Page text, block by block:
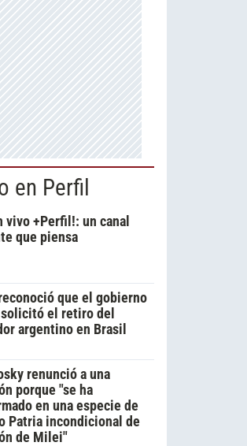
en Perfil
vivo +Perfil!: un canal
que piensa
que el gobierno
el retiro del
argentino en Brasil
renunció a una
porque "se ha
en una especie de
Patria incondicional de
de Milei"